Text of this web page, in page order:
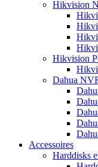
Hikvision
Hikvision
Dahua
Accessoires
Harddisks